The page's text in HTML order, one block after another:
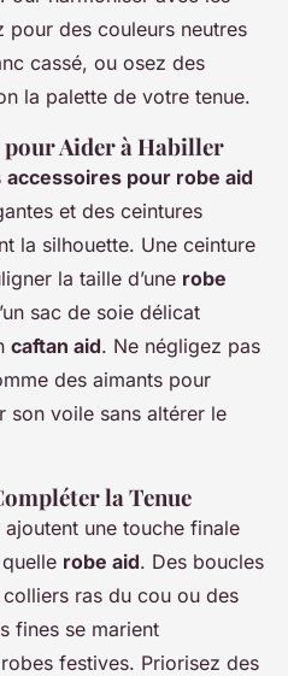
pour des couleurs neutres
cassé, ou osez des
la palette de votre tenue.
pour Aider à Habiller
accessoires pour robe aid
et des ceintures
la silhouette. Une ceinture
la taille d’une robe
sac de soie délicat
caftan aid. Ne négligez pas
des aimants pour
son voile sans altérer le
la Tenue
ajoutent une touche finale
robe aid. Des boucles
ras du cou ou des
fines se marient
festives. Priorisez des